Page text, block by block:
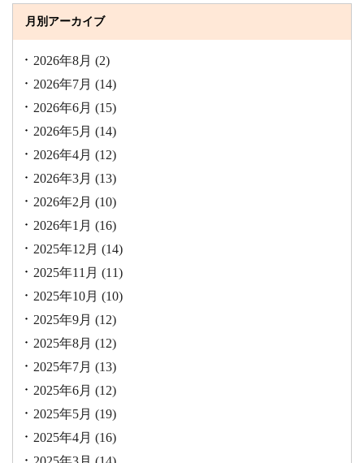
月別アーカイブ
2026年8月 (2)
2026年7月 (14)
2026年6月 (15)
2026年5月 (14)
2026年4月 (12)
2026年3月 (13)
2026年2月 (10)
2026年1月 (16)
2025年12月 (14)
2025年11月 (11)
2025年10月 (10)
2025年9月 (12)
2025年8月 (12)
2025年7月 (13)
2025年6月 (12)
2025年5月 (19)
2025年4月 (16)